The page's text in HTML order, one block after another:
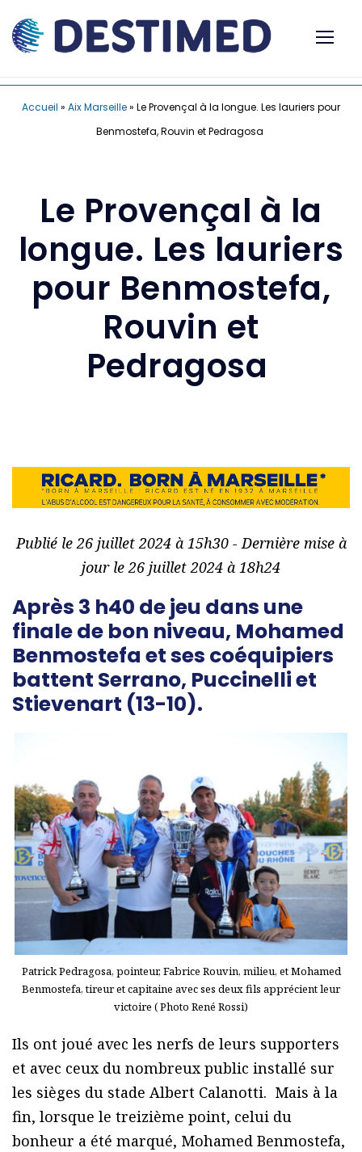
Accueil » Aix Marseille» Le Provençal à la longue. Les lauriers pour
Benmostefa, Rouvin et Pedragosa
Le Provençal à la
longue. Les lauriers
pour Benmostefa,
Rouvin et
Pedragosa
Publié le 26 juillet 2024 à 15h30 - Dernière mise à
jour le 26 juillet 2024 à 18h24
Après 3 h40 de jeu dans une
finale de bon niveau, Mohamed
Benmostefa et ses coéquipiers
battent Serrano, Puccinelli et
Stievenart (13-10).
Patrick Pedragosa, pointeur, Fabrice Rouvin, milieu, et Mohamed
Benmostefa, tireur et capitaine avec ses deux fils apprécient leur
victoire ( Photo René Rossi)
Ils ont joué avec les nerfs de leurs supporters
et avec ceux du nombreux public installé sur
les sièges du stade Albert Calanotti. Mais à la
fin, lorsque le treizième point, celui du
bonheur a été marqué, Mohamed Benmostefa,